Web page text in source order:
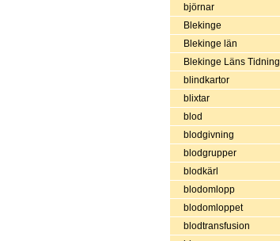
björnar
Blekinge
Blekinge län
Blekinge Läns Tidning
blindkartor
blixtar
blod
blodgivning
blodgrupper
blodkärl
blodomlopp
blodomloppet
blodtransfusion